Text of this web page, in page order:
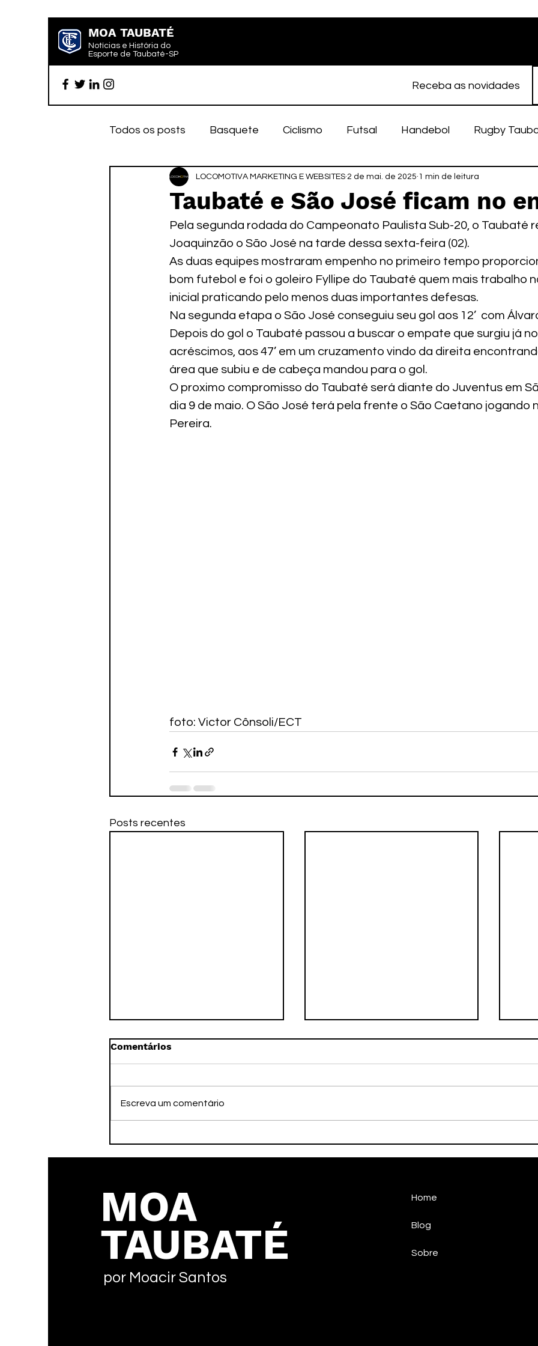
MOA TAUBATÉ
Notícias e História do
Esporte de Taubaté-SP
Receba as novidades
Todos os posts Basquete Ciclismo Futsal Handebol Rugby
Futebol profissional Esporte Feminino Atletismo EC Taubaté
Categoria de base Paralímpico Taubaté Fut7 Rugby Fut7
Paratletismo
Taubaté e São José ficam no
LOCOMOTIVA MARKETING E WEBSITES 2 de mai. de 2025 1 min de leitura
Pela segunda rodada do Campeonato Paulista Sub-20, o Taubaté
Joaquinzão o São José na tarde dessa sexta-feira (02).
As duas equipes mostraram empenho no primeiro tempo
bom futebol e foi o goleiro Fyllipe do Taubaté quem mais trabalho
inicial praticando pelo menos duas importantes defesas.
Na segunda etapa o São José conseguiu seu gol aos 12’  com
Depois do gol o Taubaté passou a buscar o empate que surgiu já
acréscimos, aos 47’ em um cruzamento vindo da direita
área que subiu e de cabeça mandou para o gol.
O proximo compromisso do Taubaté será diante do Juventus em
dia 9 de maio. O São José terá pela frente o São Caetano jogando
Pereira.
foto: Victor Cônsoli/ECT
Posts recentes
Comentários
Escreva um comentário
MOA
TAUBATÉ
por Moacir Santos
Home
Blog
Sobre